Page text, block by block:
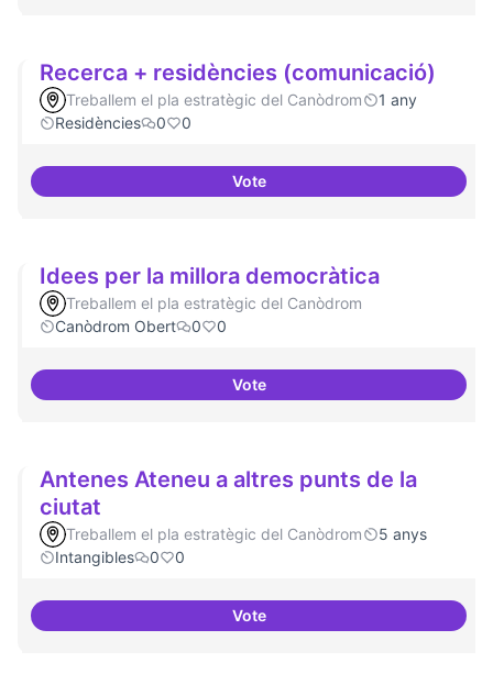
Recerca + residències (comunicació)
Treballem el pla estratègic del Canòdrom
1 any
Residències
0 0
VoteRecerca + residències
Idees per la millora democràtica
Treballem el pla estratègic del Canòdrom
Canòdrom Obert
0 0
VoteIdees per la millora democràtica
Antenes Ateneu a altres punts de la
ciutat
Treballem el pla estratègic del Canòdrom
5 anys
Intangibles
0 0
VoteAntenes Ateneu a altres punts